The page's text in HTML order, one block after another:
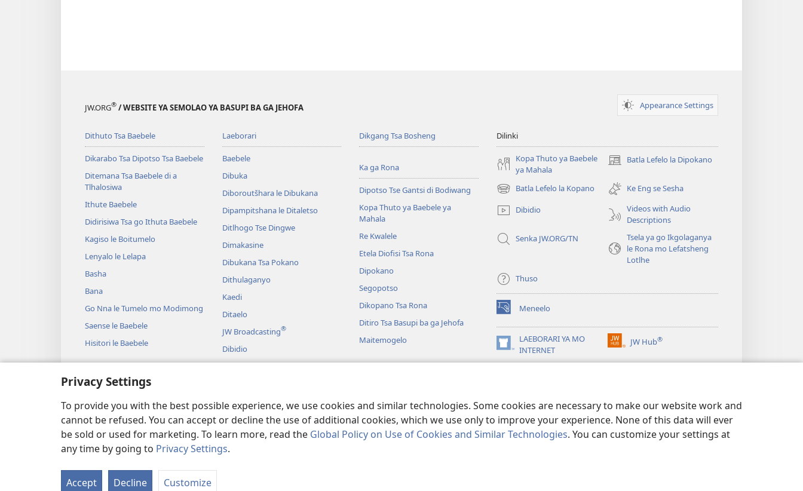
Privacy Settings
To provide you with the best possible experience, we use cookies and similar technologies. Some cookies are necessary to make our website work and
cannot be refused. You can accept or decline the use of additional cookies, which we use only to improve your experience. None of this data will ever
be sold or used for marketing. To learn more, read the Global Policy on Use of Cookies and Similar Technologies. You can customize your settings at
any time by going to Privacy Settings.
Accept Decline Customize
JW.ORG® / WEBSITE YA SEMOLAO YA BASUPI BA GA JEHOFA Appearance Settings
Dithuto Tsa Baebele
Dikarabo Tsa Dipotso Tsa Baebele
Ditemana Tsa Baebele di a
Tlhalosiwa
Ithute Baebele
Didirisiwa Tsa go Ithuta Baebele
Kagiso le Boitumelo
Lenyalo le Lelapa
Basha
Bana
Go Nna le Tumelo mo Modimong
Saense le Baebele
Hisitori le Baebele
Laeborari
Baebele
Dibuka
Diboroutšhara le Dibukana
Dipampitshana le Ditaletso
Ditlhogo Tse Dingwe
Dimakasine
Dibukana Tsa Pokano
Dithulaganyo
Kaedi
Ditaelo
JW Broadcasting®
Dibidio
Mmino
Diterama Tsa Mmalo wa Baebele
Dikgang Tsa Bosheng
Ka ga Rona
Dipotso Tse Gantsi di Bodiwang
Kopa Thuto ya Baebele ya
Mahala
Re Kwalele
Etela Diofisi Tsa Rona
Dipokano
Segopotso
Dikopano Tsa Rona
Ditiro Tsa Basupi ba ga Jehofa
Maitemogelo
Dilinki
Kopa Thuto ya Baebele
ya Mahala
Batla Lefelo la Dipokano
(e
tsebe
nngwe)
Batla Lefelo la Kopano
(e
bula
tsebe
nngwe)
Ke Eng se Sesha
Dibidio
Videos with Audio
Descriptions
Senka JW.ORG/TN
Tsela ya go Ikgolaganya
le Rona mo Lefatsheng
Lotlhe
Thuso
Meneelo
(e
bula
tsebe
e
nngwe)
LAEBORARI YA MO
INTERNET
(e
bula
JW Hub®
(e
Copyright© 2026 Watch Tower Bible and Tract Society of Pennsylvania.